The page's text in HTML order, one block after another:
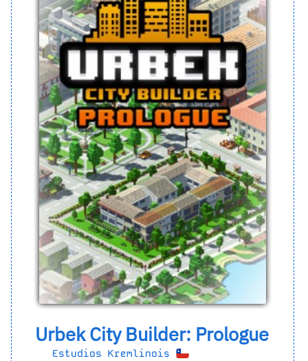
Urbek City Builder: Prologue
Estudios Kremlinois